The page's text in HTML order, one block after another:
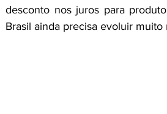
desconto nos juros para
Brasil ainda precisa evoluir muito